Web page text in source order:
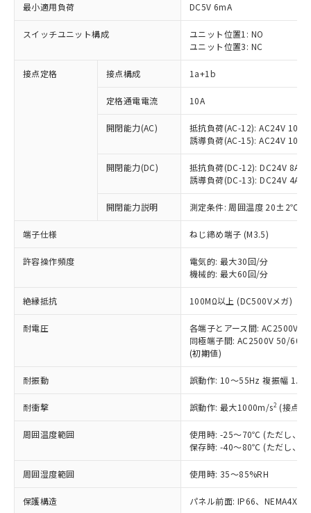
最小適用負荷 DC5V 6mA
スイッチユニット構成
ユニット位置1: NO
ユニット位置3: NC
接点定格 接点構成 1a+1b
定格通電電流 10A
開閉能力(AC)
抵抗負荷(AC-12): AC24V 10A/
誘導負荷(AC-15): AC24V
開閉能力(DC)
抵抗負荷(DC-12): DC24V 8A/
誘導負荷(DC-13): DC24V 4A/
開閉能力説明 測定条件: 周囲温度 20±2℃、
端子仕様 ねじ締め端子 (M3.5)
許容操作頻度
電気的: 最大30回/分
機械的: 最大60回/分
絶縁抵抗 100MΩ以上 (DC500Vメガ)
耐電圧
各端子とアース間: AC2500V
同極端子間: AC2500V 50/
(初期値)
耐振動 誤動作: 10～55Hz 複振幅
耐衝撃 誤動作: 最大1000m/s2 (接点
周囲温度範囲
使用時: -25～70℃ (ただし、氷
保存時: -40～80℃ (ただし、氷
周囲湿度範囲 使用時: 35～85%RH
保護構造 パネル前面: IP66、NEMA4X,
ご利用条件
以下の条件をお読みいただき、同意のうえ
ご利用ください。
本サービスは、当社制御機器事業取扱
商品の当社在庫状況および標準価格
(税抜)を提供させていただくもので
本サービスの対象外となる商品もある
ことをご了承ください。
在庫状況および標準価格照会結果は、
記載している更新日時点での社内デー
タに基づき作成されるものであり、閲
覧された時点での実際の在庫および標
準価格とは異なる場合があることをご
※1 対応状況
対応済み：EU RoHS指令（10物質）の
非含有に対応した製品が提供可能な商品で
対応予定：EU RoHS指令（10物質）の非含
有に対応した製品に切り替える予定のある
商品です。
対応予定なし：EU RoHS指令（10物質）の
非含有に非対応の商品で、対応品を出す予
定はありません。
調査・確認中：EU RoHS指令（10物質）の
非含有の対応状況を調査中または確認中の
非該当品：ライセンス料など無形物で、有
害物質有無と関係のない商品です。
仕入先様の事情により、非含有部品として
いたものが、含有品と判明した場合などや
ミウム(Cd) 100ppm以下、
六価クロム(Cr(Ⅵ)) 1000ppm以下、ポリ臭化ビフェニル
類(PBB) 1000ppm以下、ポリ臭化ジフェニルエーテル類
(PBDE) 1000ppm以下、フタル酸ビス(2-エチルヘキシ
「○」：最大均質材料含有率が中国RoHSの
基準値以下であることを示します。
「×」：最大均質材料含有率が中国RoHSの
基準値を超えていることを示します。
「－」：未確認です。当社販売部門へお問
い合わせください。
Pb(鉛) :1000ppm、 Hg(水銀) : 1000ppm、 Cd(カドミウ
Cr(Ⅵ)(六価クロム) : 1000ppm、 PBBs(ポリ臭化ビフェ
当社は、これら貴社製品のうち、外国
為替および外国貿易法に定める商品
（以下｢規制貨物等」という）を輸出
または国外への提供する場合は、日本
国政府の輸出許可(または役務取引許
可)を取得するなどの必要な手続きを
号